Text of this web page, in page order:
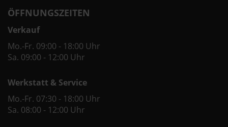
ÖFFNUNGSZEITEN
Verkauf
Mo.-Fr. 09:00 - 18:00 Uhr
Sa. 09:00 - 12:00 Uhr
Werkstatt & Service
Mo.-Fr. 07:30 - 18:00 Uhr
Sa. 08:00 - 12:00 Uhr